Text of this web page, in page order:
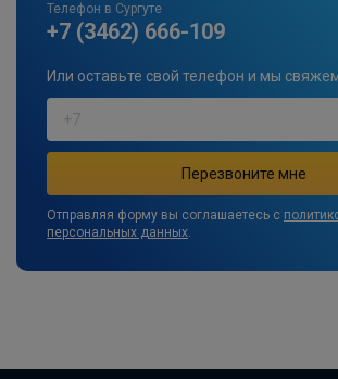
Телефон в Сургуте
+7 (3462) 666-109
Или оставьте свой телефон и мы
Отправляя форму вы соглашаетесь с
персональных данных.